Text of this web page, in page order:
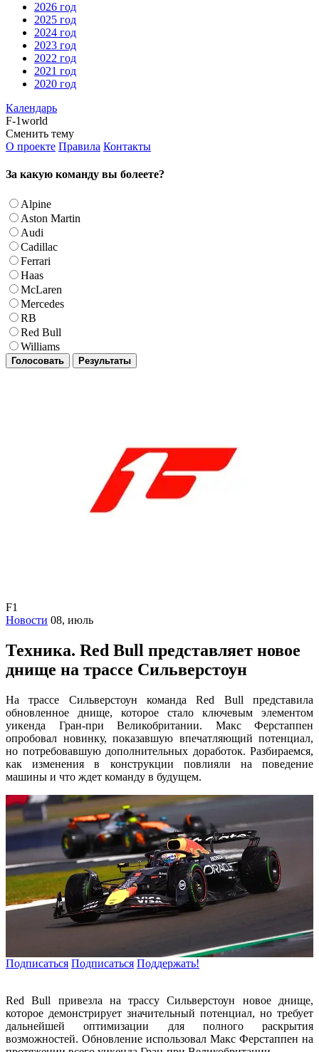
2026 год
2025 год
2024 год
2023 год
2022 год
2021 год
2020 год
Календарь
F-1world
Сменить тему
О проекте Правила Контакты
За какую команду вы болеете?
Alpine
Aston Martin
Audi
Cadillac
Ferrari
Haas
McLaren
Mercedes
RB
Red Bull
Williams
Голосовать Результаты
F1
Новости 08, июль
Техника. Red Bull представляет новое
днище на трассе Сильверстоун
На трассе Сильверстоун команда Red Bull представила
обновленное днище, которое стало ключевым элементом
уикенда Гран-при Великобритании. Макс Ферстаппен
опробовал новинку, показавшую впечатляющий потенциал,
но потребовавшую дополнительных доработок. Разбираемся,
как изменения в конструкции повлияли на поведение
машины и что ждет команду в будущем.
Подписаться Подписаться Поддержать!
Red Bull привезла на трассу Сильверстоун новое днище,
которое демонстрирует значительный потенциал, но требует
дальнейшей оптимизации для полного раскрытия
возможностей. Обновление использовал Макс Ферстаппен на